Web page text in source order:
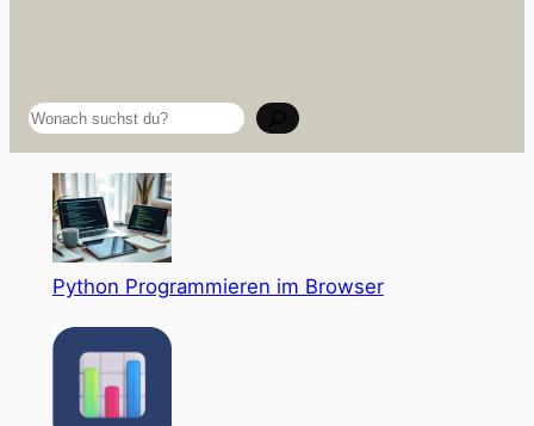
Suchen
Python Programmieren im Browser